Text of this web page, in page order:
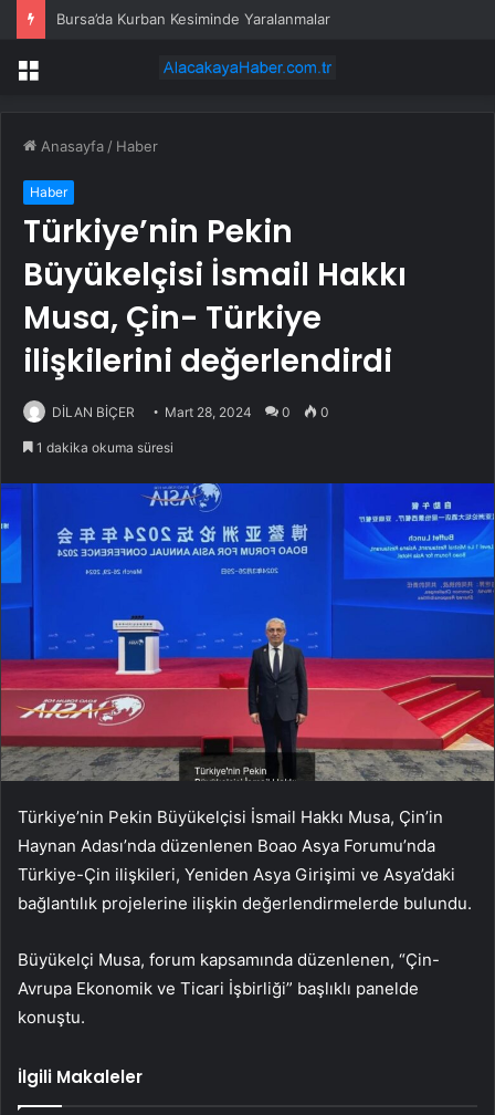
Bursa’da Kurban Kesiminde Yaralanmalar
Menü
Anasayfa / Haber
Haber
Türkiye’nin Pekin
Büyükelçisi İsmail Hakkı
Musa, Çin- Türkiye
ilişkilerini değerlendirdi
DİLAN BİÇER Mart 28, 2024 0 0
1 dakika okuma süresi
Türkiye’nin Pekin Büyükelçisi İsmail Hakkı Musa, Çin’in
Haynan Adası’nda düzenlenen Boao Asya Forumu’nda
Türkiye-Çin ilişkileri, Yeniden Asya Girişimi ve Asya’daki
bağlantılık projelerine ilişkin değerlendirmelerde bulundu.
Büyükelçi Musa, forum kapsamında düzenlenen, “Çin-
Avrupa Ekonomik ve Ticari İşbirliği” başlıklı panelde
konuştu.
İlgili Makaleler